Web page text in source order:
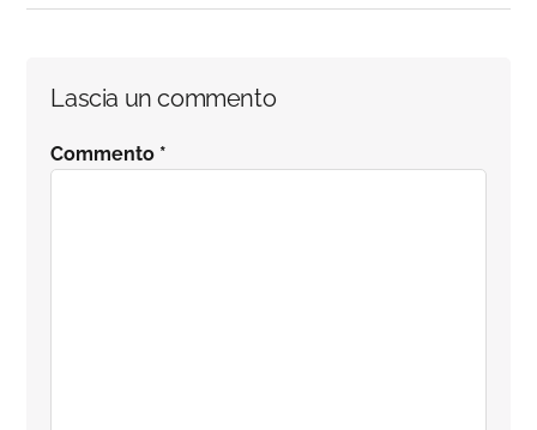
Interazioni
del
Lascia un commento
Commento *